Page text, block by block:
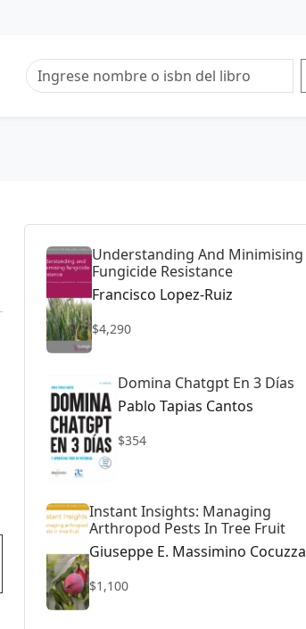
Understanding And Minimising
Fungicide Resistance
Francisco Lopez-Ruiz
$4,290
Domina Chatgpt En 3 Días
Pablo Tapias Cantos
$354
Instant Insights: Managing
Arthropod Pests In Tree Fruit
Giuseppe E. Massimino Cocuzza
$1,100